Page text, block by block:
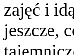
zajęć i
jeszcze,